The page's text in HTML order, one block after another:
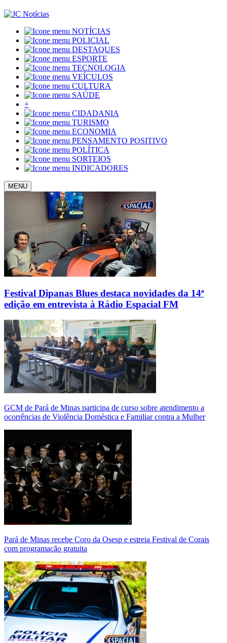
NOTÍCIAS
POLICIAL
DESTAQUES
ESPORTE
TECNOLOGIA
VEÍCULOS
CULTURA
SAÚDE
+
CIDADANIA
TURISMO
ECONOMIA
PENSAMENTO POSITIVO
POLÍTICA
SORTEIOS
INDICADORES
MENU
Festival Dipanas Blues destaca novidades da 14ª
edição em entrevista à Rádio Espacial FM
GCM de Pará de Minas participa de curso sobre atendimento a
ocorrências de Violência Doméstica e Familiar contra a Mulher
Pará de Minas recebe Coro da Osesp e estreia Festival de Corais
com programação gratuita